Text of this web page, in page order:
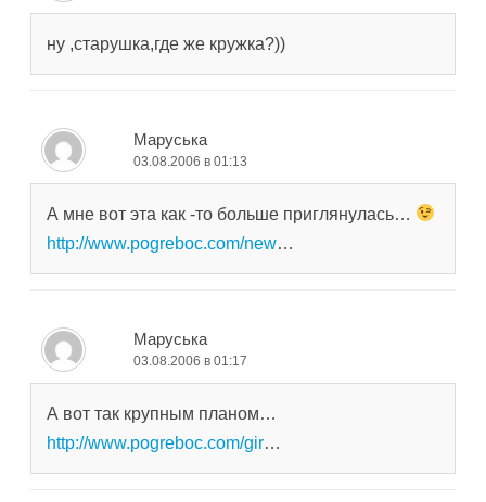
ну ,старушка,где же кружка?))
Маруська
03.08.2006 в 01:13
А мне вот эта как -то больше приглянулась…
http://www.pogreboc.com/new…
Маруська
03.08.2006 в 01:17
А вот так крупным планом…
http://www.pogreboc.com/gir…